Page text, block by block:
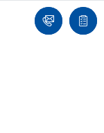
联
系
报
价
们